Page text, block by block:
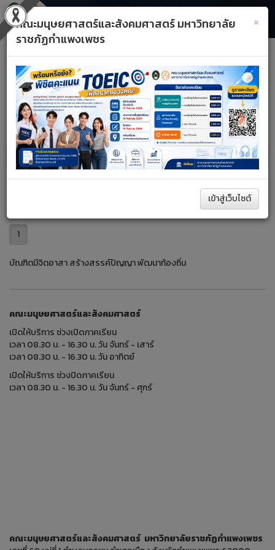
A+ A– รีเซ็ต
×
คณะมนุษยศาสตร์และสังคมศาสตร์ มหาวิทยาลัย
ราชภัฏกำแพงเพชร
Previous Next
เข้าสู่เว็บไซต์
หน้าหลัก ด้านกิจการนักศึกษาและศิลปวัฒนธรรม
ค้นหา
1
บัณฑิตมีจิตอาสา สร้างสรรค์ปัญญา พัฒนาท้องถิ่น
คณะมนุษยศาสตร์และสังคมศาสตร์
เปิดให้บริการ ช่วงเปิดภาคเรียน
เวลา 08.30 น. - 16.30 น. วัน จันทร์ - เสาร์
เวลา 08.30 น. - 16.30 น. วัน อาทิตย์
เปิดให้บริการ ช่วงปิดภาคเรียน
เวลา 08.30 น. - 16.30 น. วัน จันทร์ - ศุกร์
คณะมนุษยศาสตร์และสังคมศาสตร์ มหาวิทยาลัยราชภัฏกำแพงเพชร